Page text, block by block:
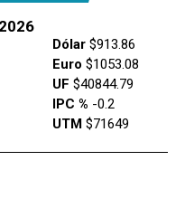
Dólar$913.86
Euro $1053.08
UF $40844.79
IPC % -0.2
UTM $71649